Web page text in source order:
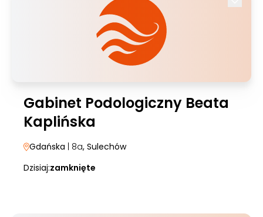
Gabinet Podologiczny Beata
Kaplińska
Gdańska | 8a, Sulechów
Dzisiaj:zamknięte